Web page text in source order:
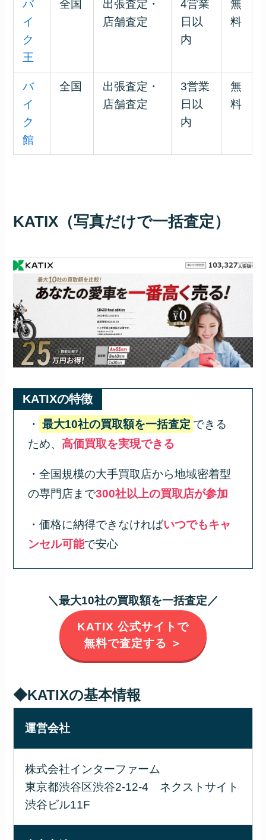
バ
イ
ク
王
全国
出張査定・
店舗査定
4営業
日以
内
無
料
バ
イ
ク
館
全国
出張査定・
店舗査定
3営業
日以
内
無
料
KATIX（写真だけで一括査定）
KATIXの特徴
・ 最大10社の買取額を一括査定 できる
ため、 高価買取を実現できる
・全国規模の大手買取店から地域密着型
の専門店まで300社以上の買取店が参加
・価格に納得できなければいつでもキャ
ンセル可能で安心
＼最大10社の買取額を一括査定／
KATIX 公式サイトで
無料で査定する ＞
◆KATIXの基本情報
運営会社
株式会社インターファーム
東京都渋谷区渋谷2-12-4 ネクストサイト
渋谷ビル11F